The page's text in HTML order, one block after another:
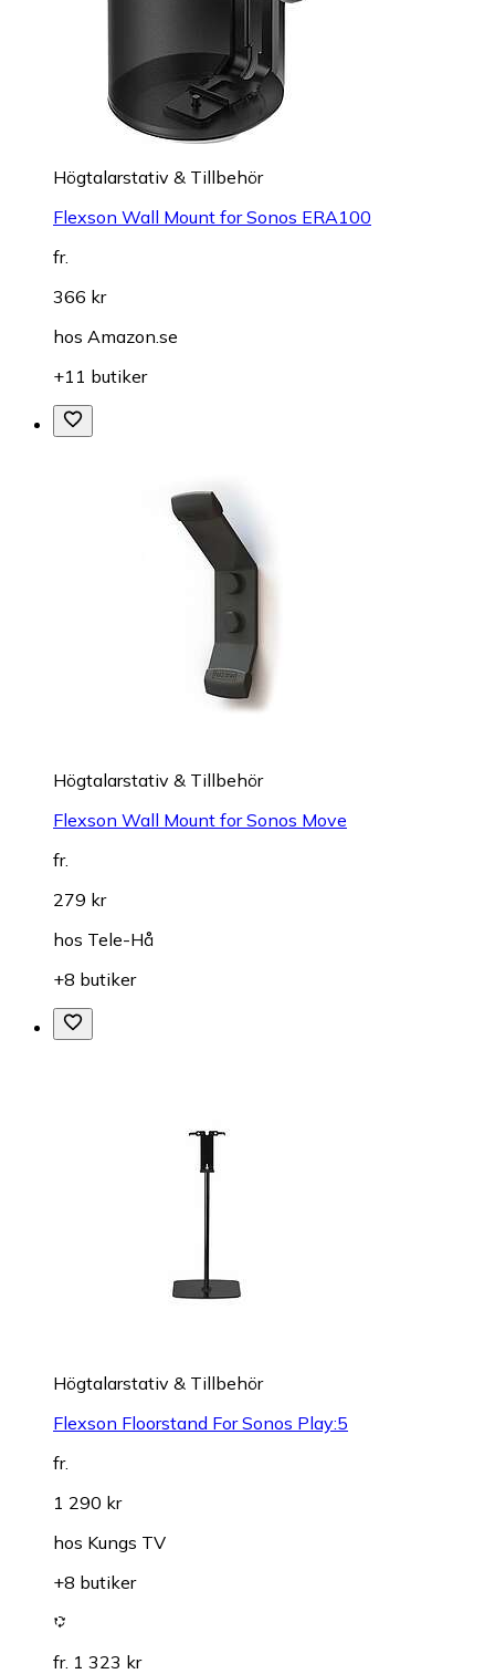
Högtalarstativ & Tillbehör
Flexson Wall Mount for Sonos ERA100
fr.
366 kr
hos Amazon.se
+11 butiker
Högtalarstativ & Tillbehör
Flexson Wall Mount for Sonos Move
fr.
279 kr
hos Tele-Hå
+8 butiker
Högtalarstativ & Tillbehör
Flexson Floorstand For Sonos Play:5
fr.
1 290 kr
hos Kungs TV
+8 butiker
fr. 1 323 kr